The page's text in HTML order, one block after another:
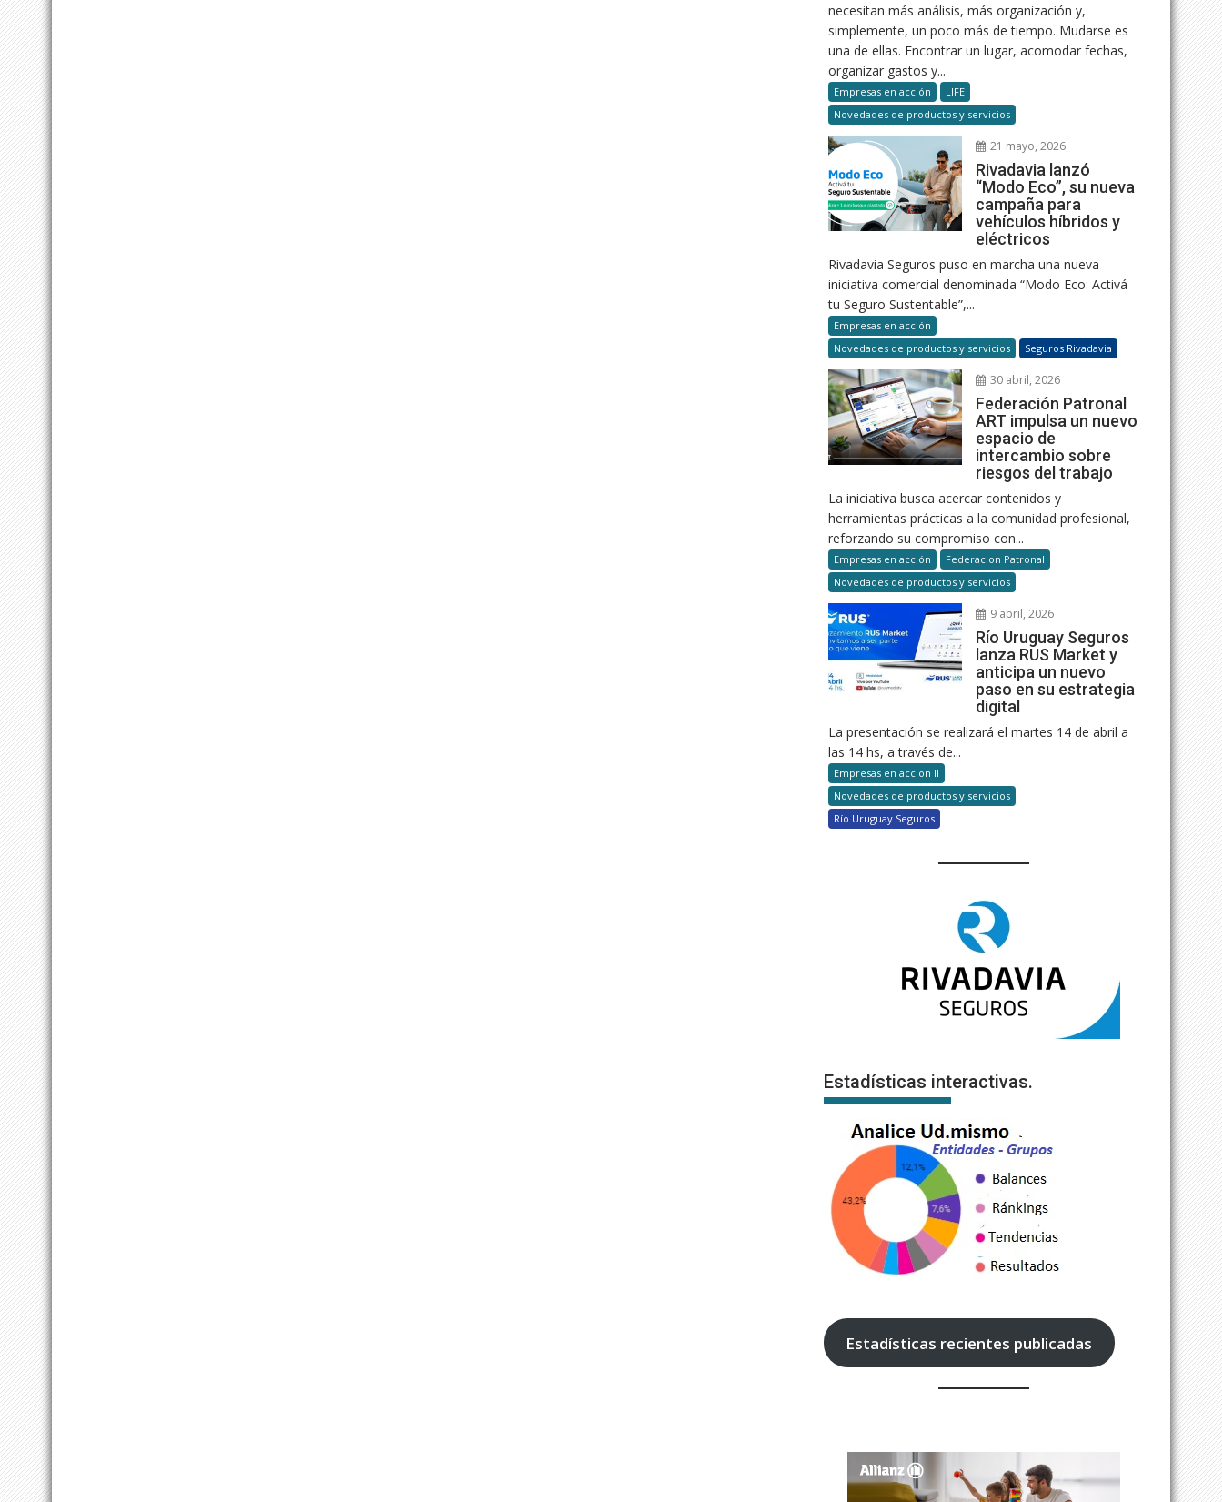
necesitan más análisis, más organización y,
simplemente, un poco más de tiempo. Mudarse es
una de ellas. Encontrar un lugar, acomodar fechas,
organizar gastos y...
Empresas en acción
LIFE
Novedades de productos y servicios
21 mayo, 2026
Rivadavia lanzó
“Modo Eco”, su nueva
campaña para
vehículos híbridos y
eléctricos
Rivadavia Seguros puso en marcha una nueva
iniciativa comercial denominada “Modo Eco: Activá
tu Seguro Sustentable”,...
Empresas en acción
Novedades de productos y servicios
Seguros Rivadavia
30 abril, 2026
Federación Patronal
ART impulsa un nuevo
espacio de
intercambio sobre
riesgos del trabajo
La iniciativa busca acercar contenidos y
herramientas prácticas a la comunidad profesional,
reforzando su compromiso con...
Empresas en acción
Federacion Patronal
Novedades de productos y servicios
9 abril, 2026
Río Uruguay Seguros
lanza RUS Market y
anticipa un nuevo
paso en su estrategia
digital
La presentación se realizará el martes 14 de abril a
las 14 hs, a través de...
Empresas en accion II
Novedades de productos y servicios
Río Uruguay Seguros
Estadísticas interactivas.
Estadísticas recientes publicadas